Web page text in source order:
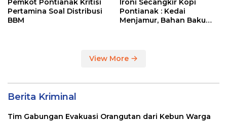
Pemkot Pontianak Kritisi
Pertamina Soal Distribusi
BBM
Ironi Secangkir Kopi
Pontianak : Kedai
Menjamur, Bahan Baku
View More
Berita Kriminal
Tim Gabungan Evakuasi Orangutan dari Kebun Warga